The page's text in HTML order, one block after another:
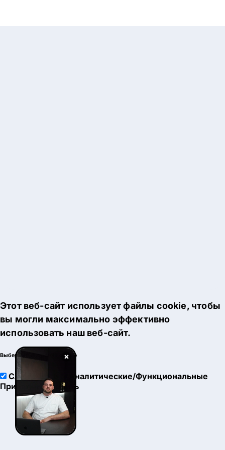
×
Этот веб-сайт использует файлы cookie, чтобы
вы могли максимально эффективно
использовать наш веб-сайт.
Выберите настройки cookie
Служебные
Аналитические/Функциональные
Принять
Настроить